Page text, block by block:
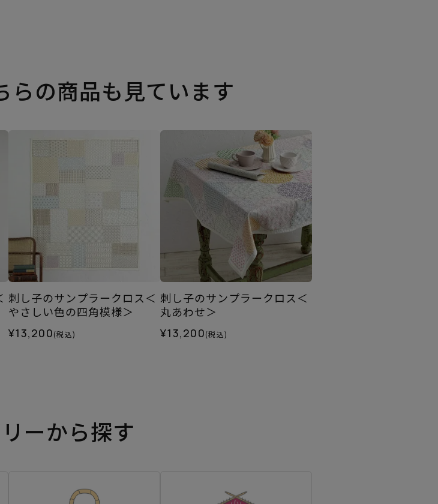
らの商品も見ています
刺し子のサンプラークロス＜
やさしい色の四角模様＞
¥13,200(税込)
刺し子のサンプラークロス＜
丸あわせ＞
¥13,200(税込)
ーから探す